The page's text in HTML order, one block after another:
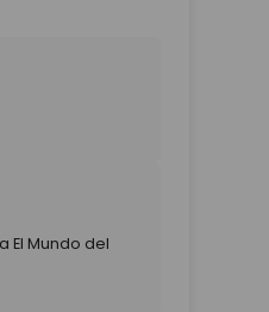
El Mundo del